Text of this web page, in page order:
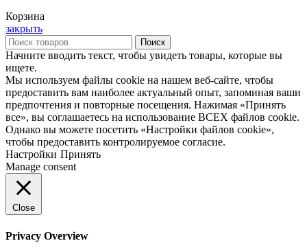
Корзина
закрыть
Поиск
Начните вводить текст, чтобы увидеть товары, которые вы
ищете.
Мы используем файлы cookie на нашем веб-сайте, чтобы
предоставить вам наиболее актуальный опыт, запоминая ваши
предпочтения и повторные посещения. Нажимая «Принять
все», вы соглашаетесь на использование ВСЕХ файлов cookie.
Однако вы можете посетить «Настройки файлов cookie»,
чтобы предоставить контролируемое согласие.
Настройки Принять
Manage consent
Close
Privacy Overview